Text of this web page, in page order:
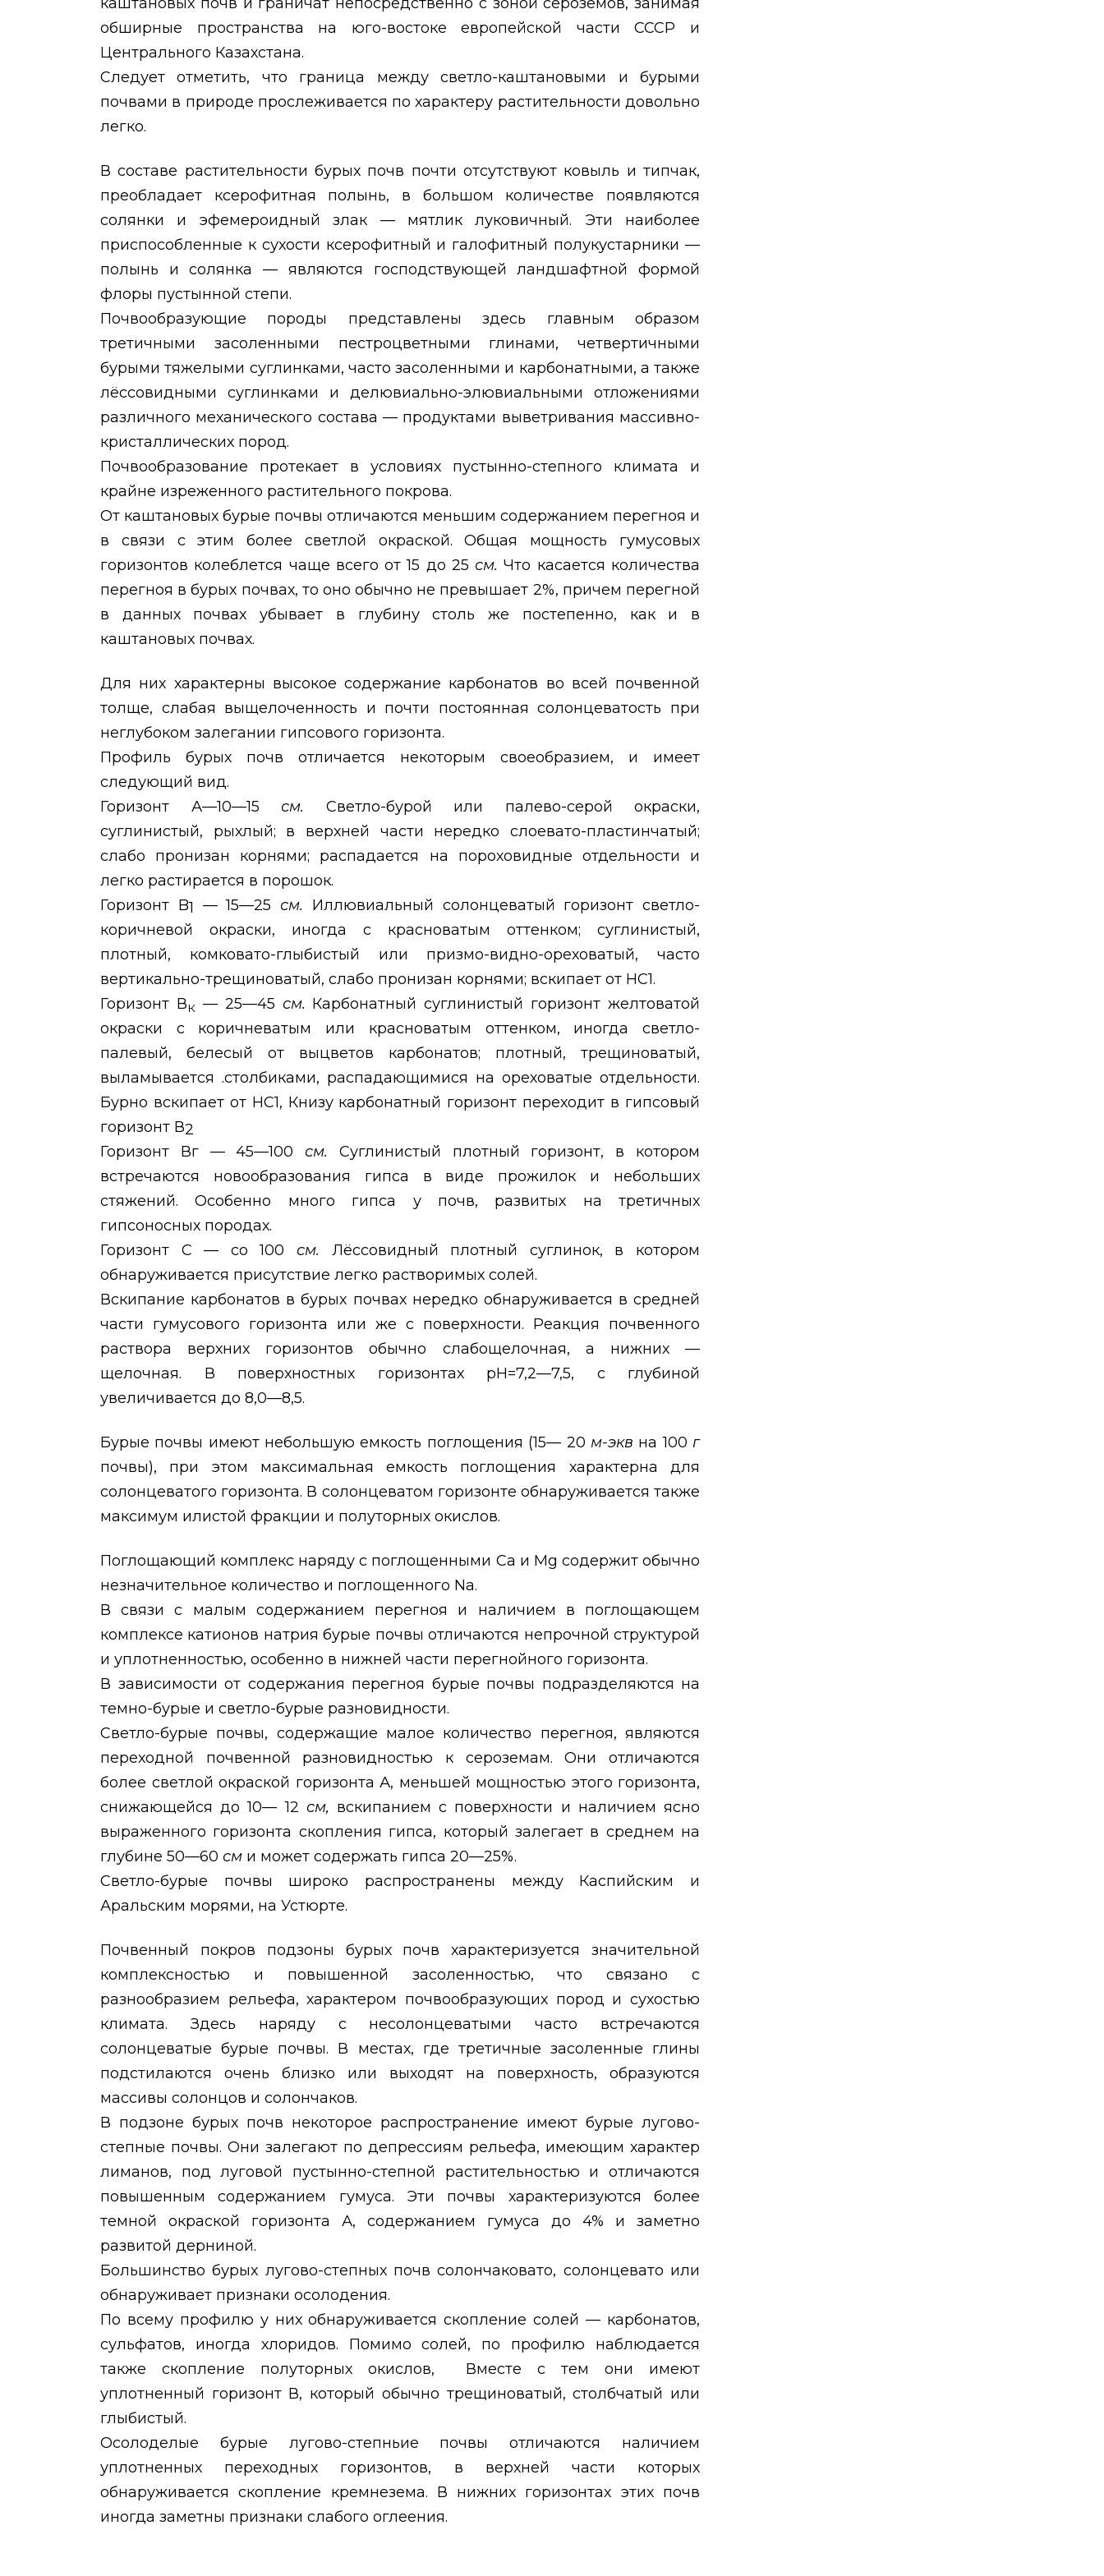
обширные пространства на юго-востоке европейской части СССР и
Центрального Казахстана.
Следует отметить, что граница между светло-каштановыми и бурыми
почвами в природе прослеживается по характеру растительности довольно
легко.
В составе растительности бурых почв почти отсутствуют ковыль и типчак,
преобладает ксерофитная полынь, в большом количестве появляются
солянки и эфемероидный злак — мятлик луковичный. Эти наиболее
приспособленные к сухости ксерофитный и галофитный полукустарники —
полынь и солянка — являются господствующей ландшафтной формой
флоры пустынной степи.
Почвообразующие породы представлены здесь главным образом
третичными засоленными пестроцветными глинами, четвертичными
бурыми тяжелыми суглинками, часто засоленными и карбонатными, а также
лёссовидными суглинками и делювиально-элювиальными отложениями
различного механического состава — продуктами выветривания массивно-
кристаллических пород.
Почвообразование протекает в условиях пустынно-степного климата и
крайне изреженного растительного покрова.
От каштановых бурые почвы отличаются меньшим содержанием перегноя и
в связи с этим более светлой окраской. Общая мощность гумусовых
горизонтов колеблется чаще всего от 15 до 25 см.Что касается количества
перегноя в бурых почвах, то оно обычно не превышает 2%, причем перегной
в данных почвах убывает в глубину столь же постепенно, как и в
каштановых почвах.
Для них характерны высокое содержание карбонатов во всей почвенной
толще, слабая выщелоченность и почти постоянная солонцеватость при
неглубоком залегании гипсового горизонта.
Профиль бурых почв отличается некоторым своеобразием, и имеет
следующий вид.
Горизонт А—10—15 см. Светло-бурой или палево-серой окраски,
суглинистый, рыхлый; в верхней части нередко слоевато-пластинчатый;
слабо пронизан корнями; распадается на пороховидные отдельности и
легко растирается в порошок.
Горизонт B1 — 15—25 см. Иллювиальный солонцеватый горизонт светло-
коричневой окраски, иногда с красноватым оттенком; суглинистый,
плотный, комковато-глыбистый или призмо-видно-ореховатый, часто
вертикально-трещиноватый, слабо пронизан корнями; вскипает от НС1.
Горизонт ВК— 25—45 см. Карбонатный суглинистый горизонт желтоватой
окраски с коричневатым или красноватым оттенком, иногда светло-
палевый, белесый от выцветов карбонатов; плотный, трещиноватый,
выламывается .столбиками, распадающимися на ореховатые отдельности.
Бурно вскипает от НС1, Книзу карбонатный горизонт переходит в гипсовый
горизонт В2
Горизонт Вг — 45—100 см. Суглинистый плотный горизонт, в котором
встречаются новообразования гипса в виде прожилок и небольших
стяжений. Особенно много гипса у почв, развитых на третичных
гипсоносных породах.
Горизонт С — со 100 см. Лёссовидный плотный суглинок, в котором
обнаруживается присутствие легко растворимых солей.
Вскипание карбонатов в бурых почвах нередко обнаруживается в средней
части гумусового горизонта или же с поверхности. Реакция почвенного
раствора верхних горизонтов обычно слабощелочная, а нижних —
щелочная. В поверхностных горизонтах рН=7,2—7,5, с глубиной
увеличивается до 8,0—8,5.
Бурые почвы имеют небольшую емкость поглощения (15— 20 м-экв на 100 г
почвы), при этом максимальная емкость поглощения характерна для
солонцеватого горизонта. В солонцеватом горизонте обнаруживается также
максимум илистой фракции и полуторных окислов.
Поглощающий комплекс наряду с поглощенными Са и Mg содержит обычно
незначительное количество и поглощенного Na.
В связи с малым содержанием перегноя и наличием в поглощающем
комплексе катионов натрия бурые почвы отличаются непрочной структурой
и уплотненностью, особенно в нижней части перегнойного горизонта.
В зависимости от содержания перегноя бурые почвы подразделяются на
темно-бурые и светло-бурые разновидности.
Светло-бурые почвы, содержащие малое количество перегноя, являются
переходной почвенной разновидностью к сероземам. Они отличаются
более светлой окраской горизонта А, меньшей мощностью этого горизонта,
снижающейся до 10— 12 см, вскипанием с поверхности и наличием ясно
выраженного горизонта скопления гипса, который залегает в среднем на
глубине 50—60 см и может содержать гипса 20—25%.
Светло-бурые почвы широко распространены между Каспийским и
Аральским морями, на Устюрте.
Почвенный покров подзоны бурых почв характеризуется значительной
комплексностью и повышенной засоленностью, что связано с
разнообразием рельефа, характером почвообразующих пород и сухостью
климата. Здесь наряду с несолонцеватыми часто встречаются
солонцеватые бурые почвы. В местах, где третичные засоленные глины
подстилаются очень близко или выходят на поверхность, образуются
массивы солонцов и солончаков.
В подзоне бурых почв некоторое распространение имеют бурые лугово-
степные почвы. Они залегают по депрессиям рельефа, имеющим характер
лиманов, под луговой пустынно-степной растительностью и отличаются
повышенным содержанием гумуса. Эти почвы характеризуются более
темной окраской горизонта А, содержанием гумуса до 4% и заметно
развитой дерниной.
Большинство бурых лугово-степных почв солончаковато, солонцевато или
обнаруживает признаки осолодения.
По всему профилю у них обнаруживается скопление солей — карбонатов,
сульфатов, иногда хлоридов. Помимо солей, по профилю наблюдается
также скопление полуторных окислов,
Вместе с тем они имеют
уплотненный горизонт В, который обычно трещиноватый, столбчатый или
глыбистый.
Осолоделые бурые лугово-степньие почвы отличаются наличием
уплотненных переходных горизонтов, в верхней части которых
обнаруживается скопление кремнезема. В нижних горизонтах этих почв
иногда заметны признаки слабого оглеения.